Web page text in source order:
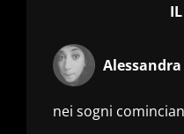
nei sogni